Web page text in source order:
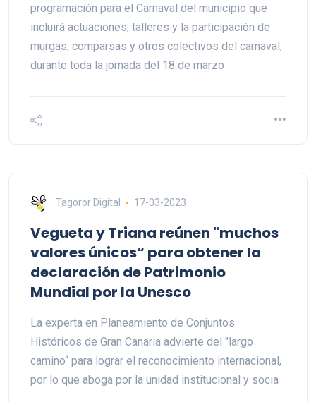
programación para el Carnaval del municipio que
incluirá actuaciones, talleres y la participación de
murgas, comparsas y otros colectivos del carnaval,
durante toda la jornada del 18 de marzo
Tagoror Digital 17-03-2023
Vegueta y Triana reúnen "muchos
valores únicos“ para obtener la
declaración de Patrimonio
Mundial por la Unesco
La experta en Planeamiento de Conjuntos
Históricos de Gran Canaria advierte del "largo
camino“ para lograr el reconocimiento internacional,
por lo que aboga por la unidad institucional y socia